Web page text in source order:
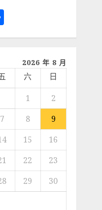
分
享
2026 年 8 月
六
日
1
2
7 8
9
15
16
22
23
29
30